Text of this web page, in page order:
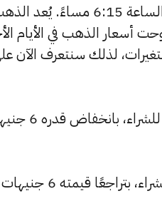
يبحث الكثيرون عن سعر الذهب اليوم في مصر بتاريخ الأثنين 28 يوليو الساعة 6:15
أسعار الذهب في الأيام
التغيرات، لذلك سنتعرف الآن
شهد سعر عيار 24 انخفاضًا ليصبح 5217 جنيهًا
وانخفض سعر عيار 22 ليصل إلى 4782 جنيهًا للبيع و4761 جنيهًا